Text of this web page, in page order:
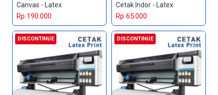
Canvas - Latex
Rp 190.000
Cetak Indor - Latex
Rp 65.000
DISCONTINUE DISCONTINUE